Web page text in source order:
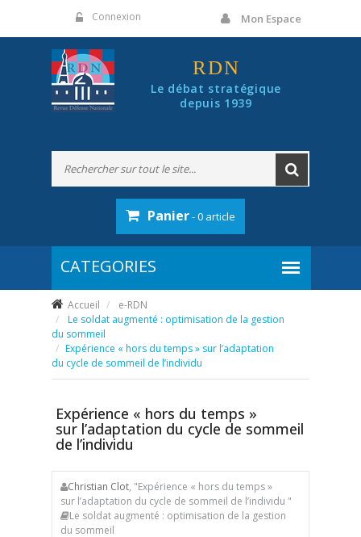
Connexion Mon Espace
RDN
Le débat stratégique
depuis 1939
Panier- 0 article
Accueil
e-RDN
Le soldat augmenté : optimisation de la gestion
du sommeil
Expérience « hors du temps » sur l’adaptation
du cycle de sommeil de l’individu
Expérience « hors du temps »
sur l’adaptation du cycle de sommeil
de l’individu
Christian Clot, "Expérience « hors du temps »
sur l’adaptation du cycle de sommeil de l’individu "
Le soldat augmenté : optimisation de la gestion
du sommeil